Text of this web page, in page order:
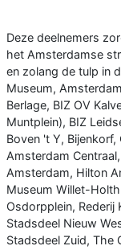
Deze deelnemers
het Amsterdamse
en zolang de tulp in
Museum,
Berlage, BIZ OV
Muntplein), BIZ
Boven 't Y,
Amsterdam
Amsterdam, Hilton
Museum Willet-
Osdorpplein, Rederij
Stadsdeel Nieuw
Stadsdeel Zuid, The